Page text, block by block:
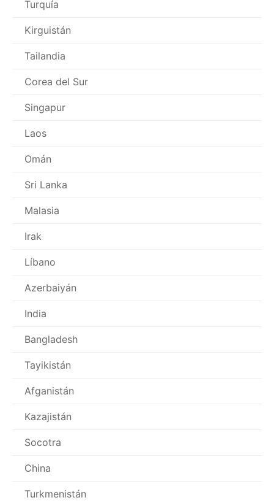
Turquía
Kirguistán
Tailandia
Corea del Sur
Singapur
Laos
Omán
Sri Lanka
Malasia
Irak
Líbano
Azerbaiyán
India
Bangladesh
Tayikistán
Afganistán
Kazajistán
Socotra
China
Turkmenistán